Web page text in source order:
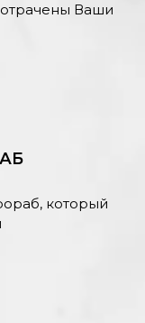
Ваши
который